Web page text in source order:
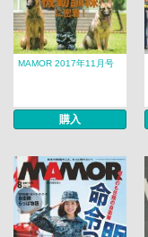
MAMOR 2017年11月号
購入